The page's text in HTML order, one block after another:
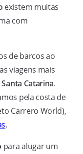
existem muitas
com
de barcos ao
viagens mais
Santa Catarina.
pela costa de
Carrero World),
.
para alugar um